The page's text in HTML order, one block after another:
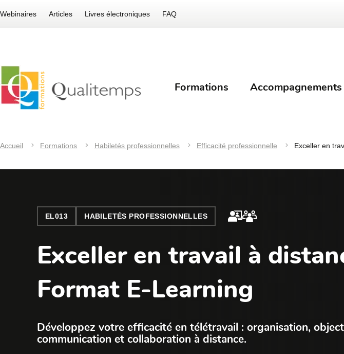
Webinaires Articles Livres électroniques FAQ
Formations Accompagnements
Accueil Formations Habiletés professionnelles Efficacité professionnelle Exceller en
EL013 HABILETÉS PROFESSIONNELLES
Exceller en travail à
Format E-Learning
Développez votre efficacité en télétravail : organisation,
communication et collaboration à distance.